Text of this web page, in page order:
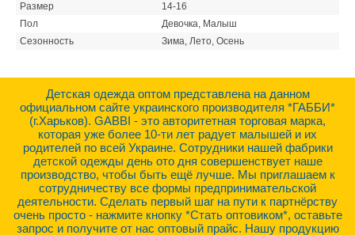
Размер
14-16
Пол
Девочка, Малыш
Сезонность
Зима, Лето, Осень
Детская одежда оптом представлена на данном
официальном сайте украинского производителя *ГАББИ*
(г.Харьков). GABBI - это авторитетная торговая марка,
которая уже более 10-ти лет радует малышей и их
родителей по всей Украине. Сотрудники нашей фабрики
детской одежды день ото дня совершенствует наше
производство, чтобы быть ещё лучше. Мы приглашаем к
сотрудничеству все формы предпринимательской
деятельности. Сделать первый шаг на пути к партнёрству
очень просто - нажмите кнопку *Стать оптовиком*, оставьте
запрос и получите от нас оптовый прайс. Нашу продукцию